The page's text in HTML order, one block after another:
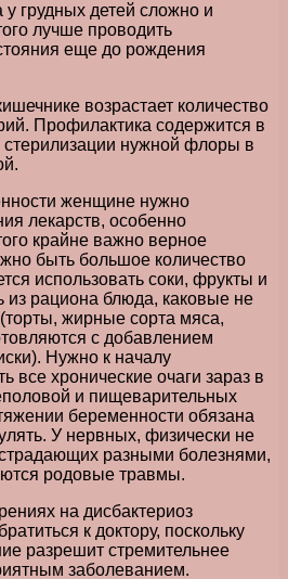
грудных детей сложно и
лучше проводить
еще до рождения
возрастает количество
Профилактика содержится в
стерилизации нужной флоры в
женщине нужно
лекарств, особенно
крайне важно верное
быть большое количество
использовать соки, фрукты и
из рациона блюда, каковые не
жирные сорта мяса,
с добавлением
Нужно к началу
все хронические очаги зараз в
и пищеварительных
беременности обязана
У нервных, физически не
разными болезнями,
родовые травмы.
на дисбактериоз
к доктору, поскольку
разрешит стремительнее
заболеванием.